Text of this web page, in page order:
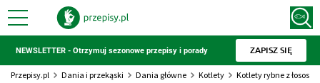
NEWSLETTER - Otrzymuj sezonowe przepisy i porady ZAPISZ SIĘ
Przepisy.pl Dania i przekąski Dania główne Kotlety Kotlety rybne z łososia